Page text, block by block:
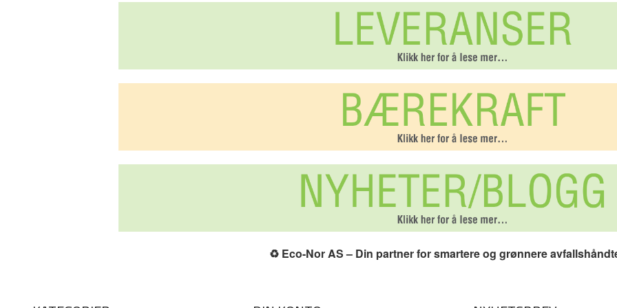
♻️ Eco-Nor AS – Din partner for smartere og grønnere